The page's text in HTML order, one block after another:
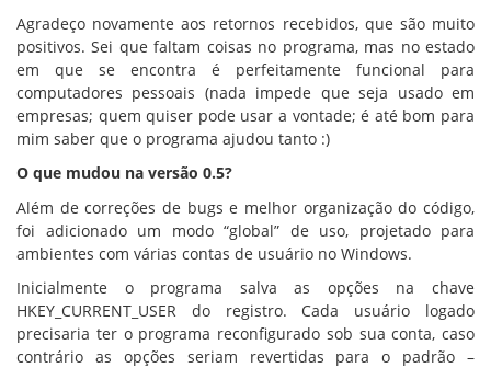
Agradeço novamente aos retornos recebidos, que são muito
positivos. Sei que faltam coisas no programa, mas no estado
em que se encontra é perfeitamente funcional para
computadores pessoais (nada impede que seja usado em
empresas; quem quiser pode usar a vontade; é até bom para
mim saber que o programa ajudou tanto :)
O que mudou na versão 0.5?
Além de correções de bugs e melhor organização do código,
foi adicionado um modo “global” de uso, projetado para
ambientes com várias contas de usuário no Windows.
Inicialmente o programa salva as opções na chave
HKEY_CURRENT_USER do registro. Cada usuário logado
precisaria ter o programa reconfigurado sob sua conta, caso
contrário as opções seriam revertidas para o padrão –